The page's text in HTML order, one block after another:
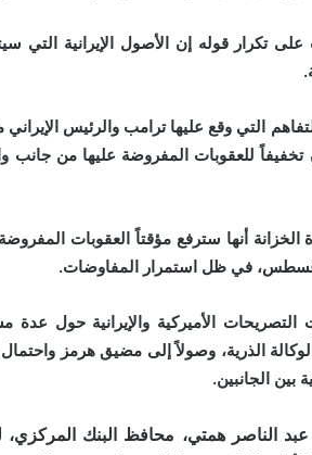
تكرار قوله إن الأصول الإيرانية التي
للعقوبات المفروضة عليها من جانب
الخزانة أنها سترفع مؤقتاً العقوبات
الأميركية والإيرانية حول عدة
بين الجانبين.
الناصر همتي، محافظ البنك المركزي، لـ